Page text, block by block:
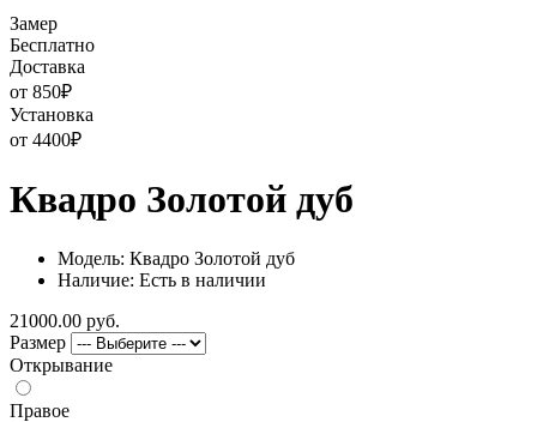
Замер
Бесплатно
Доставка
от 850₽
Установка
от 4400₽
Квадро Золотой дуб
Модель: Квадро Золотой дуб
Наличие: Есть в наличии
21000.00 руб.
Размер
Открывание
Правое